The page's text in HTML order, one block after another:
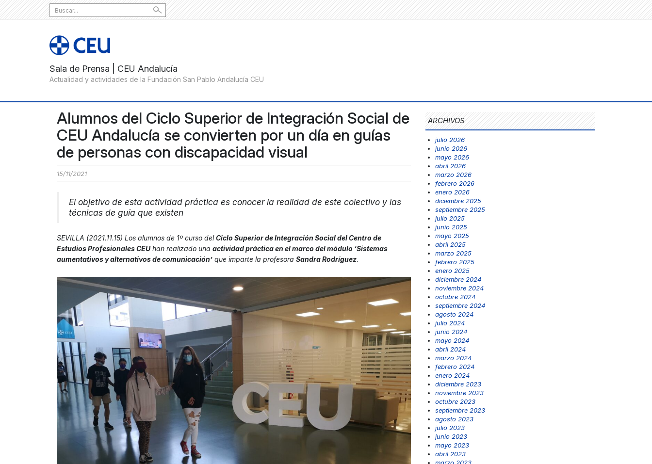
Search
for:
Alumnos del Ciclo Superior de Integración Social de
CEU Andalucía se convierten por un día en guías
de personas con discapacidad visual
15/11/2021
El objetivo de esta actividad práctica es conocer la realidad de este colectivo y las
técnicas de guía que existen
SEVILLA (2021.11.15) Los alumnos de 1º curso delCiclo Superior de Integración Social del Centro de
Estudios Profesionales CEUhan realizado una actividad práctica en el marco del módulo ‘Sistemas
aumentativos y alternativos de comunicación’ que imparte la profesora Sandra Rodríguez.
ARCHIVOS
julio 2026
junio 2026
mayo 2026
abril 2026
marzo 2026
febrero 2026
enero 2026
diciembre 2025
septiembre 2025
julio 2025
junio 2025
mayo 2025
abril 2025
marzo 2025
febrero 2025
enero 2025
diciembre 2024
noviembre 2024
octubre 2024
septiembre 2024
agosto 2024
julio 2024
junio 2024
mayo 2024
abril 2024
marzo 2024
febrero 2024
enero 2024
diciembre 2023
noviembre 2023
octubre 2023
septiembre 2023
agosto 2023
julio 2023
junio 2023
mayo 2023
abril 2023